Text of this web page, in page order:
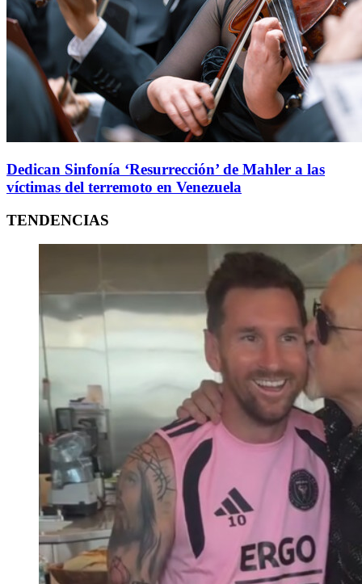
Dedican Sinfonía ‘Resurrección’ de Mahler a las
víctimas del terremoto en Venezuela
TENDENCIAS